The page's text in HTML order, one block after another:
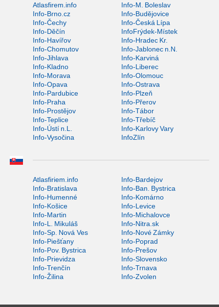
Atlasfirem.info
Info-M. Boleslav
Info-Brno.cz
Info-Budějovice
Info-Čechy
Info-Česká Lípa
Info-Děčín
InfoFrýdek-Místek
Info-Havířov
Info-Hradec Kr.
Info-Chomutov
Info-Jablonec n.N.
Info-Jihlava
Info-Karviná
Info-Kladno
Info-Liberec
Info-Morava
Info-Olomouc
Info-Opava
Info-Ostrava
Info-Pardubice
Info-Plzeň
Info-Praha
Info-Přerov
Info-Prostějov
Info-Tábor
Info-Teplice
Info-Třebíč
Info-Ústí n.L.
Info-Karlovy Vary
Info-Vysočina
InfoZlín
Atlasfiriem.info
Info-Bardejov
Info-Bratislava
Info-Ban. Bystrica
Info-Humenné
Info-Komárno
Info-Košice
Info-Levice
Info-Martin
Info-Michalovce
Info-L. Mikuláš
Info-Nitra.sk
Info-Sp. Nová Ves
Info-Nové Zámky
Info-Piešťany
Info-Poprad
Info-Pov. Bystrica
Info-Prešov
Info-Prievidza
Info-Slovensko
Info-Trenčín
Info-Trnava
Info-Žilina
Info-Zvolen